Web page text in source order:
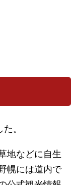
。
地などに自生
幌には道内で